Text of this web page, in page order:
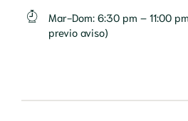
Mar-Dom: 6:30 pm – 11:00
previo aviso)